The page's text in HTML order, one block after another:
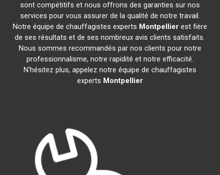
sont compétitifs et nous offrons des garanties sur nos
services pour vous assurer de la qualité de notre travail.
Notre équipe de chauffagistes experts Montpellierest fière
de ses résultats et de ses nombreux avis clients satisfaits.
Nous sommes recommandés par nos clients pour notre
professionnalisme, notre rapidité et notre efficacité.
N'hésitez plus, appelez notre équipe de chauffagistes
experts Montpellier